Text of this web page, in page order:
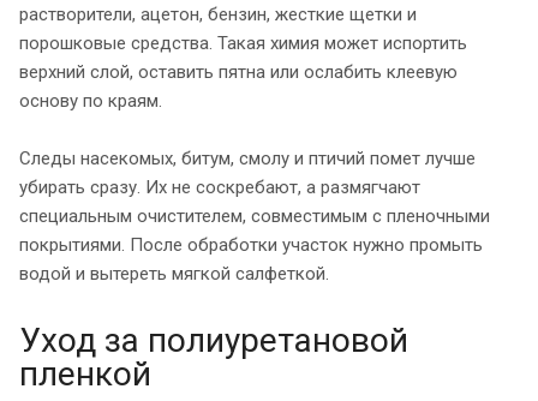
растворители, ацетон, бензин, жесткие щетки и
порошковые средства. Такая химия может испортить
верхний слой, оставить пятна или ослабить клеевую
основу по краям.
Следы насекомых, битум, смолу и птичий помет лучше
убирать сразу. Их не соскребают, а размягчают
специальным очистителем, совместимым с пленочными
покрытиями. После обработки участок нужно промыть
водой и вытереть мягкой салфеткой.
Уход за полиуретановой
пленкой